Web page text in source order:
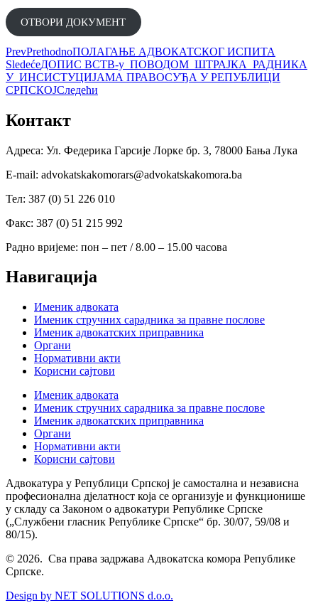
ОТВОРИ ДОКУМЕНT
PrevPrethodnoПОЛАГАЊЕ АДВОКАТСКОГ ИСПИТА
SledećeДОПИС ВСТВ-у ПОВОДОМ ШТРАЈКА РАДНИКА
У ИНСИСТУЦИЈАМА ПРАВОСУЂА У РЕПУБЛИЦИ
СРПСКОЈСледећи
Контакт
Адреса: Ул. Федерика Гарсије Лорке бр. 3, 78000 Бања Лука
Е-mail: advokatskakomorars@advokatskakomora.ba
Тел: 387 (0) 51 226 010
Факс: 387 (0) 51 215 992
Радно вријеме: пон – пет / 8.00 – 15.00 часова
Навигација
Именик адвоката
Именик стручних сарадника за правне послове
Именик адвокатских приправника
Органи
Нормативни акти
Корисни сајтови
Именик адвоката
Именик стручних сарадника за правне послове
Именик адвокатских приправника
Органи
Нормативни акти
Корисни сајтови
Адвокатура у Републици Српској је самостална и независна
професионална дјелатност која се организује и функционише
у складу са Законом о адвокатури Републике Српске
(„Службени гласник Републике Српске“ бр. 30/07, 59/08 и
80/15).
© 2026. Сва права задржава Адвокатска комора Републике
Српске.
Design by NET SOLUTIONS d.o.o.